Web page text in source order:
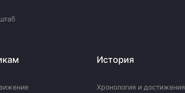
История
Хронология и достижения